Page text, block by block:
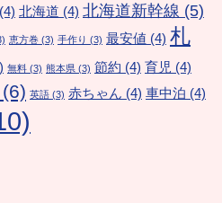
(4) 北海道 (4) 北海道新幹線 (5)
恵方巻 (3) 手作り (3) 最安値 (4) 札
無料 (3) 熊本県 (3) 節約 (4) 育児 (4)
(6) 英語 (3) 赤ちゃん (4) 車中泊 (4)